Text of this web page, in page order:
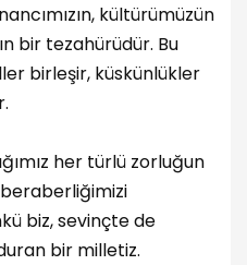
kültürümüzün
bir tezahürüdür. Bu
birleşir, küskünlükler
her türlü zorluğun
biz, sevinçte de
bir milletiz.